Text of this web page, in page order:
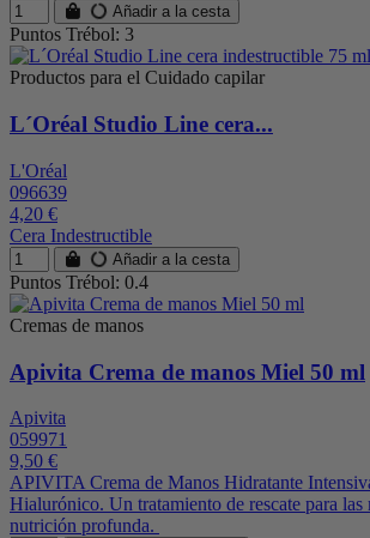
Añadir a la cesta
Puntos Trébol: 3
Productos para el Cuidado capilar
L´Oréal Studio Line cera...
L'Oréal
096639
4,20 €
Cera Indestructible
Añadir a la cesta
Puntos Trébol: 0.4
Cremas de manos
Apivita Crema de manos Miel 50 ml
Apivita
059971
9,50 €
APIVITA Crema de Manos Hidratante
Hialurónico. Un tratamiento de rescate para las
nutrición profunda.